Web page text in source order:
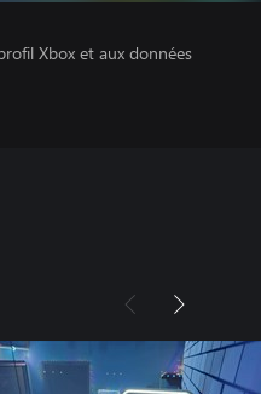
Xbox et aux données